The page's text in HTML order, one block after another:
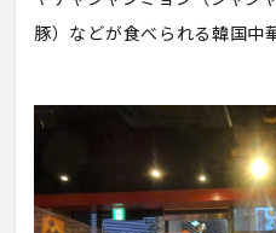
豚）などが食べられる韓国中